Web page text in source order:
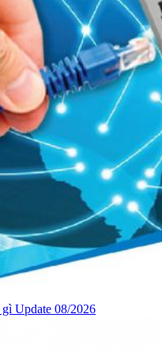
Update 08/2026